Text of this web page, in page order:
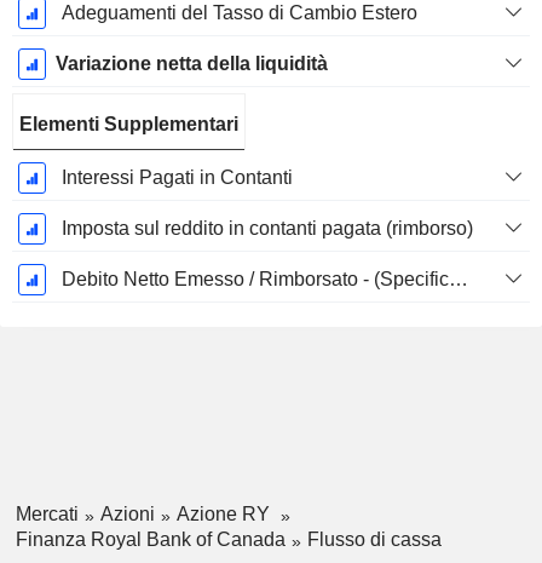
Adeguamenti del Tasso di Cambio Estero
Variazione netta della liquidità
Elementi Supplementari
Interessi Pagati in Contanti
Imposta sul reddito in contanti pagata (rimborso)
Debito Netto Emesso / Rimborsato - (Specifico al Modello)
Mercati Azioni
Azione RY
Finanza Royal Bank of Canada
Flusso di cassa